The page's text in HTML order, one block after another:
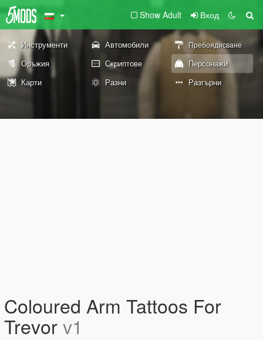
Show Adult Вход
Инструменти Автомобили Пребоядисване
Оръжия Скриптове
Персонажи
Карти
Разни Разгърни
Coloured Arm Tattoos For
Trevorv1